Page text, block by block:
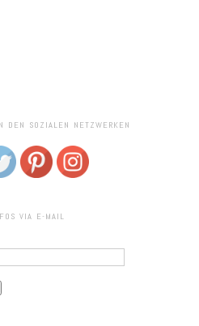
DEN SOZIALEN NETZWERKEN
VIA E-MAIL